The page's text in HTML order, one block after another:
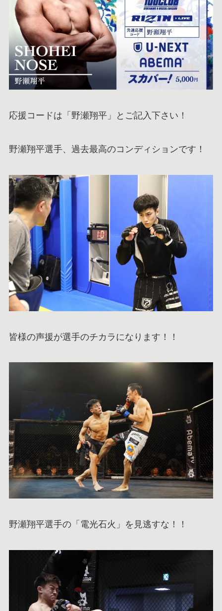
応援コードは「野瀬翔平」とご記入下さい！
野瀬翔平選手、過去最高のコンディションです！
皆様の声援が選手のチカラになります！！
野瀬翔平選手の「電光石火」を見逃すな！！